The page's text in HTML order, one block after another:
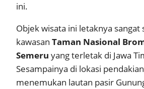
ini.
Objek wisata ini letaknya sangat
kawasan Taman Nasional
Semeru yang terletak di Jawa
Sesampainya di lokasi
menemukan lautan pasir